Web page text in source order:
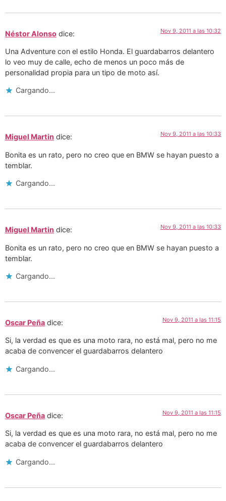
Néstor Alonso dice: Nov 9, 2011 a las 10:32
Una Adventure con el estilo Honda. El guardabarros delantero
lo veo muy de calle, echo de menos un poco más de
personalidad propia para un tipo de moto así.
Cargando...
Miguel Martin dice: Nov 9, 2011 a las 10:33
Bonita es un rato, pero no creo que en BMW se hayan puesto a
temblar.
Cargando...
Miguel Martin dice: Nov 9, 2011 a las 10:33
Bonita es un rato, pero no creo que en BMW se hayan puesto a
temblar.
Cargando...
Oscar Peña dice: Nov 9, 2011 a las 11:15
Si, la verdad es que es una moto rara, no está mal, pero no me
acaba de convencer el guardabarros delantero
Cargando...
Oscar Peña dice: Nov 9, 2011 a las 11:15
Si, la verdad es que es una moto rara, no está mal, pero no me
acaba de convencer el guardabarros delantero
Cargando...